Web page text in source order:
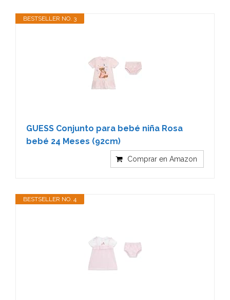
BESTSELLER NO. 3
GUESS Conjunto para bebé niña Rosa
bebé 24 Meses (92cm)
Comprar en Amazon
BESTSELLER NO. 4